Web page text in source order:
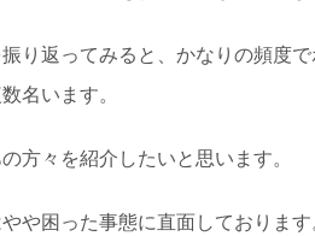
り返ってみると、かなりの頻度
名います。
方々を紹介したいと思います。
や困った事態に直面しております